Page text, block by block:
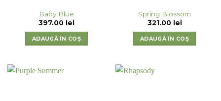
Baby Blue
397.00
lei
ADAUGĂ ÎN COȘ
Spring Blossom
321.00
lei
ADAUGĂ ÎN COȘ